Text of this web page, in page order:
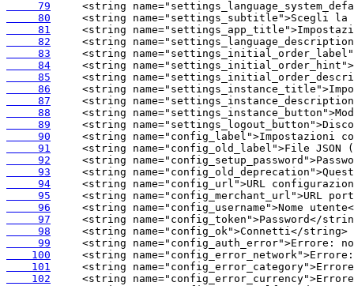
     79
     80
     81
     82
     83
     84
     85
     86
     87
     88
     89
     90
     91
     92
     93
     94
     95
     96
     97
     98
     99
    100
    101
    102